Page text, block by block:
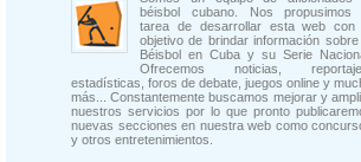
béisbol cubano. Nos propusimos
tarea de desarrollar esta web con
objetivo de brindar información sobre
Béisbol en Cuba y su Serie
Ofrecemos noticias,
estadísticas, foros de debate, juegos online y
más... Constantemente buscamos mejorar y
nuestros servicios por lo que pronto
nuevas secciones en nuestra web como
y otros entretenimientos.